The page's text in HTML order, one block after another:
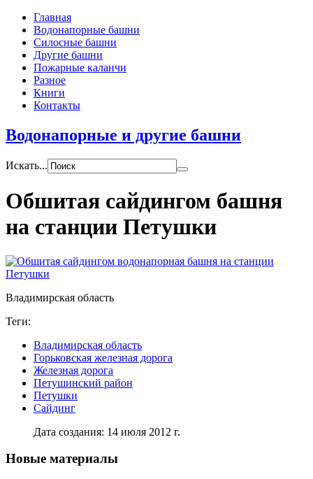
Главная
Водонапорные башни
Силосные башни
Другие башни
Пожарные каланчи
Разное
Книги
Контакты
Водонапорные и другие башни
Искать...
Обшитая сайдингом башня
на станции Петушки
Владимирская область
Теги:
Владимирская область
Горьковская железная дорога
Железная дорога
Петушинский район
Петушки
Сайдинг
Дата создания: 14 июля 2012 г.
Новые материалы